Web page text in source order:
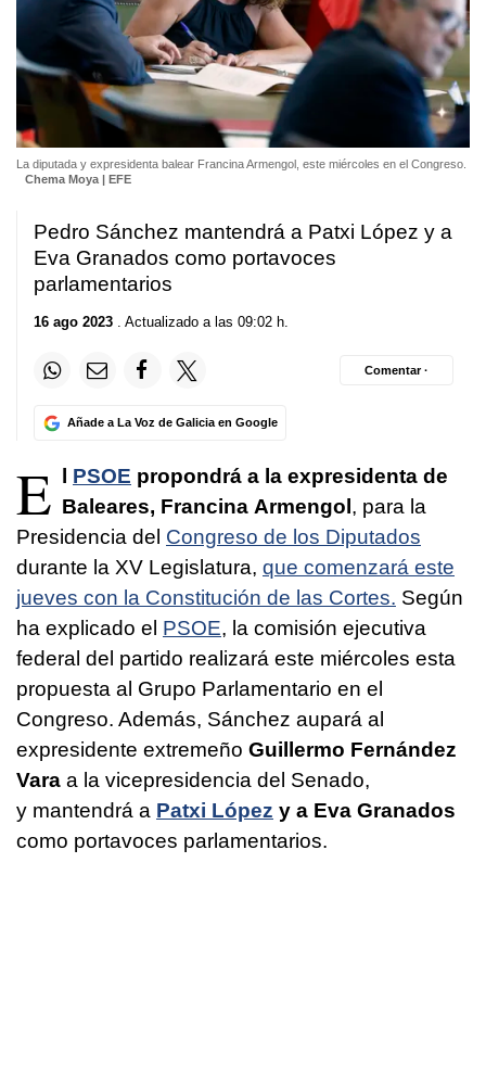
La diputada y expresidenta balear Francina Armengol, este miércoles en el Congreso.
Chema Moya | EFE
Pedro Sánchez mantendrá a Patxi López y a
Eva Granados como portavoces
parlamentarios
16 ago 2023 . Actualizado a las 09:02 h.
Añade a La Voz de Galicia en Google
Comentar ·
E PSOE propondrá a la expresidenta de
Baleares, Francina Armengol , para la
Presidencia del Congreso de los Diputados
durante la XV Legislatura, que comenzará este
jueves con la Constitución de las Cortes. Según
ha explicado el PSOE, la comisión ejecutiva
federal del partido realizará este miércoles esta
propuesta al Grupo Parlamentario en el
Congreso. Además, Sánchez aupará al
expresidente extremeño Guillermo Fernández
Vara a la vicepresidencia del Senado,
y mantendrá a Patxi López y a Eva Granados
como portavoces parlamentarios.